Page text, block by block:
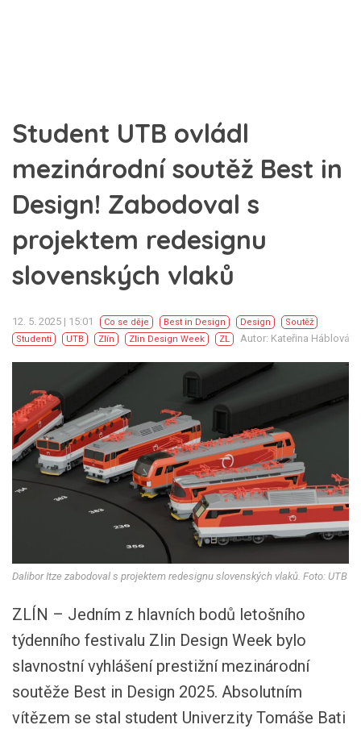
Student UTB ovládl
mezinárodní soutěž Best in
Design! Zabodoval s
projektem redesignu
slovenských vlaků
12. 5. 2025 | 15:01 Co se děje Best in Design Design
Soutěž
Studenti
UTB Zlín Zlin Design Week ZL Autor: Kateřina Háblová
Dalibor Itze zabodoval s projektem redesignu slovenských vlaků. Foto: UTB
ZLÍN – Jedním z hlavních bodů letošního
týdenního festivalu Zlin Design Week bylo
slavnostní vyhlášení prestižní mezinárodní
soutěže Best in Design 2025. Absolutním
vítězem se stal student Univerzity Tomáše Bati